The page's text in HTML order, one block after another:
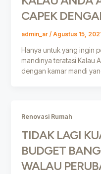
CAPEK
admin_ar / Agustus 15, 2021
Hanya untuk yang ingin
mandinya teratasi Kalau
dengan kamar mandi
Renovasi Rumah
TIDAK LAGI
BUDGET
WALAU